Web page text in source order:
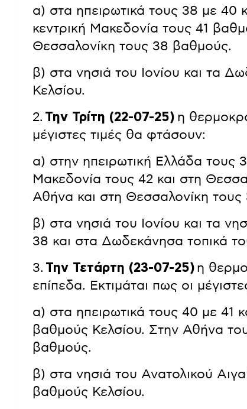
α) στα ηπειρωτικά τους 38 με 40
κεντρική Μακεδονία τους 41
Θεσσαλονίκη τους 38 βαθμούς.
β) στα νησιά του Ιονίου και τα
Κελσίου.
2. Την Τρίτη (22-07-25) η
μέγιστες τιμές θα φτάσουν:
α) στην ηπειρωτική Ελλάδα τους
Μακεδονία τους 42 και στη
Αθήνα και στη Θεσσαλονίκη
β) στα νησιά του Ιονίου και τα
38 και στα Δωδεκάνησα τοπικά
3. Την Τετάρτη (23-07-25) η
επίπεδα. Εκτιμάται πως οι
α) στα ηπειρωτικά τους 40 με 41
βαθμούς Κελσίου. Στην Αθήνα
βαθμούς.
β) στα νησιά του Ανατολικού
βαθμούς Κελσίου.